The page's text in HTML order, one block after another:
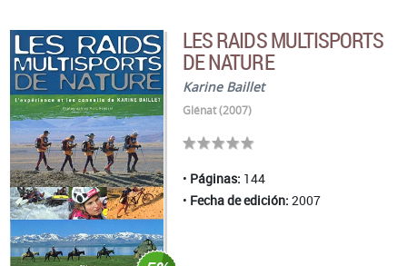
LES RAIDS MULTISPORTS
DE NATURE
Karine Baillet
Glénat (2007)
Páginas: 144
Fecha de edición: 2007